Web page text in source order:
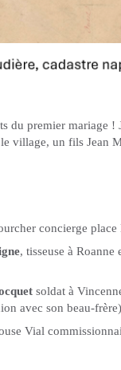
du premier mariage !
village, un fils Jean
concierge
, tisseuse à Roanne
soldat à
avec son beau-frère)
Vial